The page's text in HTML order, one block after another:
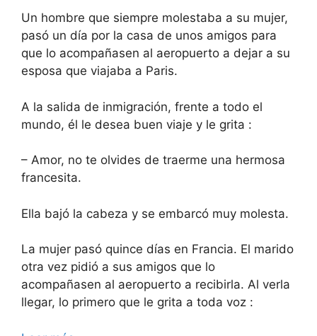
Un hombre que siempre molestaba a su mujer,
pasó un día por la casa de unos amigos para
que lo acompañasen al aeropuerto a dejar a su
esposa que viajaba a Paris.
A la salida de inmigración, frente a todo el
mundo, él le desea buen viaje y le grita :
– Amor, no te olvides de traerme una hermosa
francesita.
Ella bajó la cabeza y se embarcó muy molesta.
La mujer pasó quince días en Francia. El marido
otra vez pidió a sus amigos que lo
acompañasen al aeropuerto a recibirla. Al verla
llegar, lo primero que le grita a toda voz :